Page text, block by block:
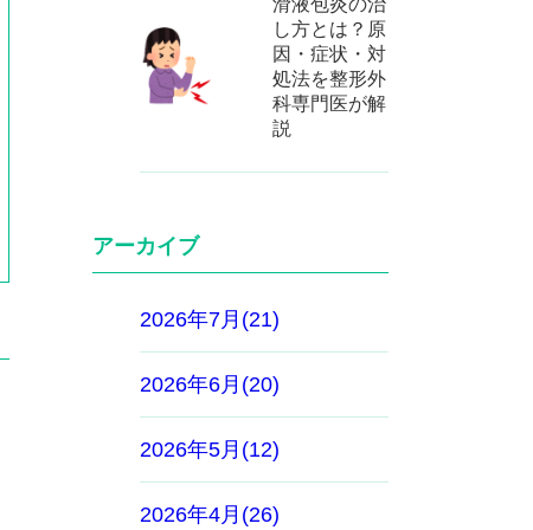
滑液包炎の治
し方とは？原
因・症状・対
処法を整形外
科専門医が解
説
アーカイブ
2026年7月(21)
2026年6月(20)
2026年5月(12)
2026年4月(26)